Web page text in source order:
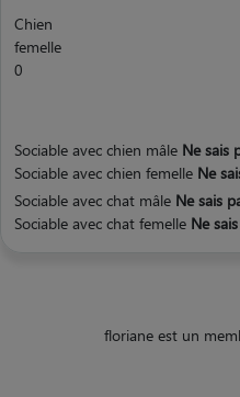
Chien
femelle
0
Sociable avec chien mâle Ne sais
Sociable avec chien femelle Ne
Sociable avec chat mâle Ne sais
Sociable avec chat femelle Ne
floriane est un